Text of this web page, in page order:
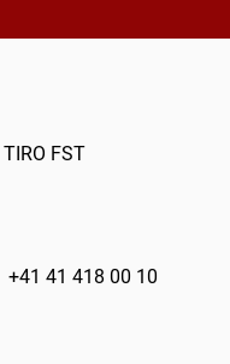
FST
+41 41 418 00 10